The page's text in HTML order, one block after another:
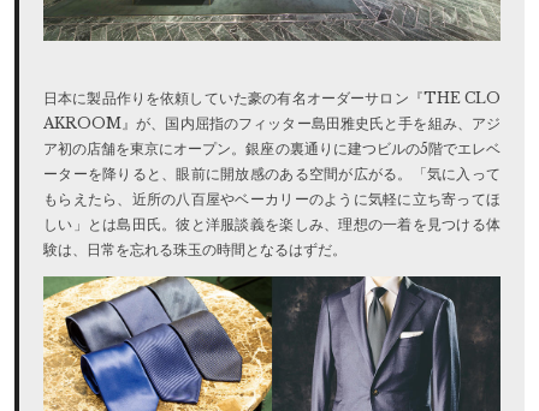
日本に製品作りを依頼していた豪の有名オーダーサロン『THE CLO
AKROOM』が、国内屈指のフィッター島田雅史氏と手を組み、アジ
ア初の店舗を東京にオープン。銀座の裏通りに建つビルの5階でエレベ
ーターを降りると、眼前に開放感のある空間が広がる。「気に入って
もらえたら、近所の八百屋やベーカリーのように気軽に立ち寄ってほ
しい」とは島田氏。彼と洋服談義を楽しみ、理想の一着を見つける体
験は、日常を忘れる珠玉の時間となるはずだ。